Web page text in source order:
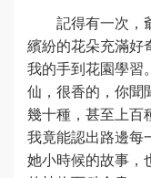
記得有一次，
繽紛的花朵充滿好
我的手到花園學習
仙，很香的，你聞
幾十種，甚至上百
我竟能認出路邊每
她小時候的故事，